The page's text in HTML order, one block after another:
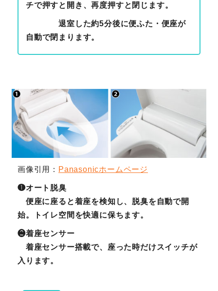
チで押すと開き、再度押すと閉じます。
退室した約5分後に便ふた・便座が
自動で閉まります。
画像引用： Panasonicホームページ
❶オート脱臭
便座に座ると着座を検知し、脱臭を自動で開
始。トイレ空間を快適に保ちます。
❷着座センサー
着座センサー搭載で、座った時だけスイッチが
入ります。